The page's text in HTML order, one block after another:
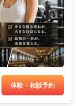
体験・相談予約